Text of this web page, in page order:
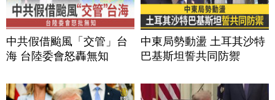
中共假借颱風「交管」台
海 台陸委會怒轟無知
中東局勢動盪 土耳其沙特
巴基斯坦誓共同防禦